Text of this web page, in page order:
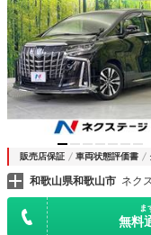
ー ＢＳＭ セーフテ
販売店保証 車両状態評価書
和歌山県和歌山市 ネク
ま
無料